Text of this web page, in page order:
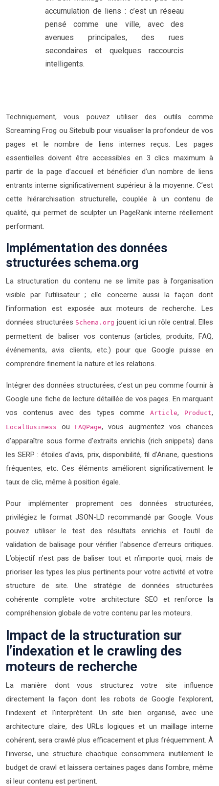
accumulation de liens : c’est un réseau
pensé comme une ville, avec des
avenues principales, des rues
secondaires et quelques raccourcis
intelligents.
Techniquement, vous pouvez utiliser des outils comme
Screaming Frog ou Sitebulb pour visualiser la profondeur de vos
pages et le nombre de liens internes reçus. Les pages
essentielles doivent être accessibles en 3 clics maximum à
partir de la page d’accueil et bénéficier d’un nombre de liens
entrants interne significativement supérieur à la moyenne. C’est
cette hiérarchisation structurelle, couplée à un contenu de
qualité, qui permet de sculpter un PageRank interne réellement
performant.
Implémentation des données
structurées schema.org
La structuration du contenu ne se limite pas à l’organisation
visible par l’utilisateur ; elle concerne aussi la façon dont
l’information est exposée aux moteurs de recherche. Les
données structurées Schema.org jouent ici un rôle central. Elles
permettent de baliser vos contenus (articles, produits, FAQ,
événements, avis clients, etc.) pour que Google puisse en
comprendre finement la nature et les relations.
Intégrer des données structurées, c’est un peu comme fournir à
Google une fiche de lecture détaillée de vos pages. En marquant
vos contenus avec des types comme
Article, Product,
LocalBusiness ou FAQPage, vous augmentez vos chances
d’apparaître sous forme d’extraits enrichis (rich snippets) dans
les SERP : étoiles d’avis, prix, disponibilité, fil d’Ariane, questions
fréquentes, etc. Ces éléments améliorent significativement le
taux de clic, même à position égale.
Pour implémenter proprement ces données structurées,
privilégiez le format JSON-LD recommandé par Google. Vous
pouvez utiliser le test des résultats enrichis et l’outil de
validation de balisage pour vérifier l’absence d’erreurs critiques.
L’objectif n’est pas de baliser tout et n’importe quoi, mais de
prioriser les types les plus pertinents pour votre activité et votre
structure de site. Une stratégie de données structurées
cohérente complète votre architecture SEO et renforce la
compréhension globale de votre contenu par les moteurs.
Impact de la structuration sur
l’indexation et le crawling des
moteurs de recherche
La manière dont vous structurez votre site influence
directement la façon dont les robots de Google l’explorent,
l’indexent et l’interprètent. Un site bien organisé, avec une
architecture claire, des URLs logiques et un maillage interne
cohérent, sera crawlé plus efficacement et plus fréquemment. À
l’inverse, une structure chaotique consommera inutilement le
budget de crawl et laissera certaines pages dans l’ombre, même
si leur contenu est pertinent.